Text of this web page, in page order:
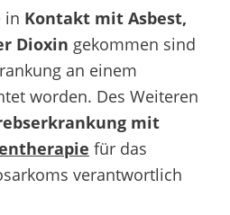
in Kontakt mit Asbest,
Dioxin gekommen sind
an einem
worden. Des Weiteren
mit
für das
verantwortlich